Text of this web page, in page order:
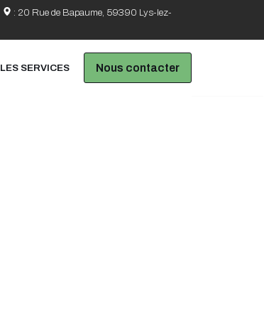
: 20 Rue de Bapaume, 59390 Lys-lez-
LES SERVICES Nous contacter